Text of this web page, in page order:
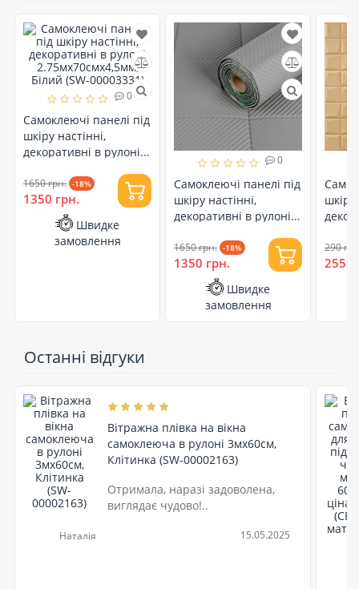
0
Самоклеючі панелі під
шкіру настінні,
декоративні в рулоні
Білий (SW-00003331)
1650 грн. -18%
1350 грн.
Швидке
замовлення
0
Самоклеючі панелі під
шкіру настінні,
декоративні в рулоні
Сірий (SW-00003330)
1650 грн. -18%
1350 грн.
Швидке
замовлення
шкіру
(SW-
290
255
Останні відгуки
Вітражна плівка на вікна
самоклеюча в рулоні 3мх60см,
Клітинка (SW-00002163)
Отримала, наразі задоволена,
виглядає чудово!..
Наталія 15.05.2025